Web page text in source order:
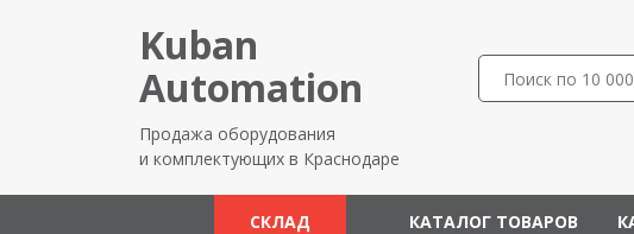
Kuban
Automation
Продажа оборудования
и комплектующих в Краснодаре
СКЛАД КАТАЛОГ ТОВАРОВ